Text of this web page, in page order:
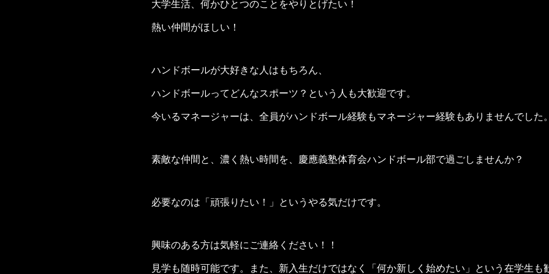
大学生活、何かひとつのことをやりとげたい！
熱い仲間がほしい！
ハンドボールが大好きな人はもちろん、
ハンドボールってどんなスポーツ？という人も大歓迎です。
今いるマネージャーは、全員がハンドボール経験もマネージャー経験もありませんでした。
素敵な仲間と、濃く熱い時間を、慶應義塾体育会ハンドボール部で過ごしませんか？
必要なのは「頑張りたい！」というやる気だけです。
興味のある方は気軽にご連絡ください！！
見学も随時可能です。また、新入生だけではなく「何か新しく始めたい」という在学生も